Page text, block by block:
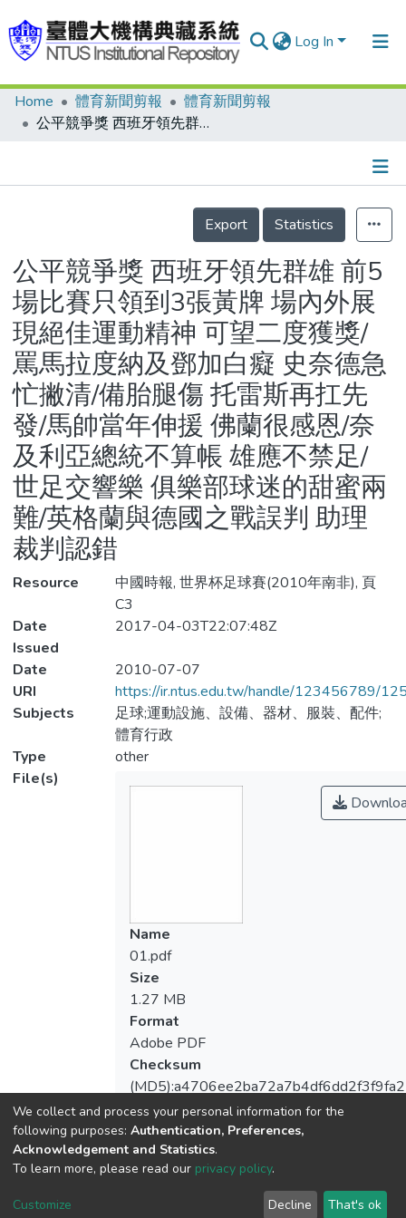
Log In
Communities & Collections
Statistics
Home 體育新聞剪報
體育新聞剪報
公平競爭獎 西班牙領先群雄 前5場比賽只領到3張黃牌 場內外展現絕佳運動精神 可望二度獲獎/罵馬拉度納及鄧加白癡 史奈德急忙撇清/備胎腿傷 托雷斯再扛先發/馬帥當年伸援 佛蘭很感恩/奈及利亞總統不算帳 雄應不禁足/世足交響樂 俱樂部球迷的甜蜜兩難/英格蘭與德國之戰誤判 助理裁判認錯
Details
Export
Statistics
公平競爭獎 西班牙領先群雄 前5
場比賽只領到3張黃牌 場內外展
現絕佳運動精神 可望二度獲獎/
罵馬拉度納及鄧加白癡 史奈德急
忙撇清/備胎腿傷 托雷斯再扛先
發/馬帥當年伸援 佛蘭很感恩/奈
及利亞總統不算帳 雄應不禁足/
世足交響樂 俱樂部球迷的甜蜜兩
難/英格蘭與德國之戰誤判 助理
裁判認錯
Resource
中國時報, 世界杯足球賽(2010年南非), 頁
C3
Date
Issued
2017-04-03T22:07:48Z
Date
2010-07-07
URI
https://ir.ntus.edu.tw/handle/123456789/
Subjects
足球;運動設施、設備、器材、服裝、配件;
體育行政
Type
other
File(s)
Name
01.pdf
Size
1.27 MB
Format
Adobe PDF
Checksum
View metrics
Acquisition Date
We collect and process your personal information for the
following purposes: Authentication, Preferences,
Acknowledgement and Statistics.
To learn more, please read our privacy policy.
Customize Decline That's ok